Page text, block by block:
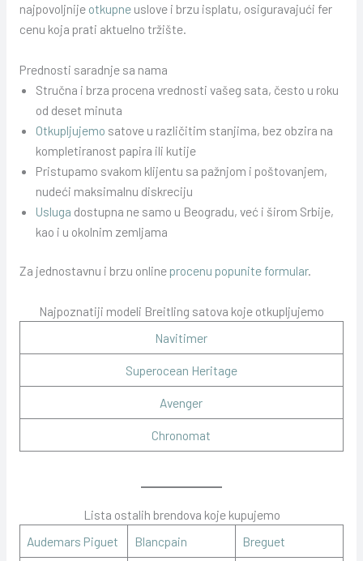
najpovoljnije otkupneuslove i brzu isplatu, osiguravajući fer
cenu koja prati aktuelno tržište.
Prednosti saradnje sa nama
Stručna i brza procena vrednosti vašeg sata, često u roku
od deset minuta
Otkupljujemo satove u različitim stanjima, bez obzira na
kompletiranost papira ili kutije
Pristupamo svakom klijentu sa pažnjom i poštovanjem,
nudeći maksimalnu diskreciju
Usluga dostupna ne samo u Beogradu, već i širom Srbije,
kao i u okolnim zemljama
Za jednostavnu i brzu online procenu popunite formular.
Najpoznatiji modeli Breitling satova koje otkupljujemo
Navitimer
Superocean Heritage
Avenger
Chronomat
Lista ostalih brendova koje kupujemo
Audemars Piguet
Blancpain Breguet